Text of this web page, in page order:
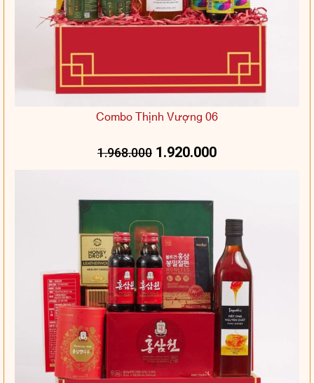
Combo Thịnh Vượng 06
1.968.000 1.920.000